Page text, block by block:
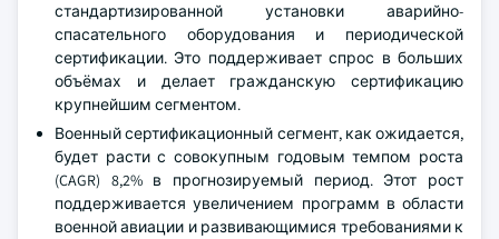
стандартизированной установки аварийно-
спасательного оборудования и периодической
сертификации. Это поддерживает спрос в больших
объёмах и делает гражданскую сертификацию
крупнейшим сегментом.
Военный сертификационный сегмент, как ожидается,
будет расти с совокупным годовым темпом роста
(CAGR) 8,2% в прогнозируемый период. Этот рост
поддерживается увеличением программ в области
военной авиации и развивающимися требованиями к